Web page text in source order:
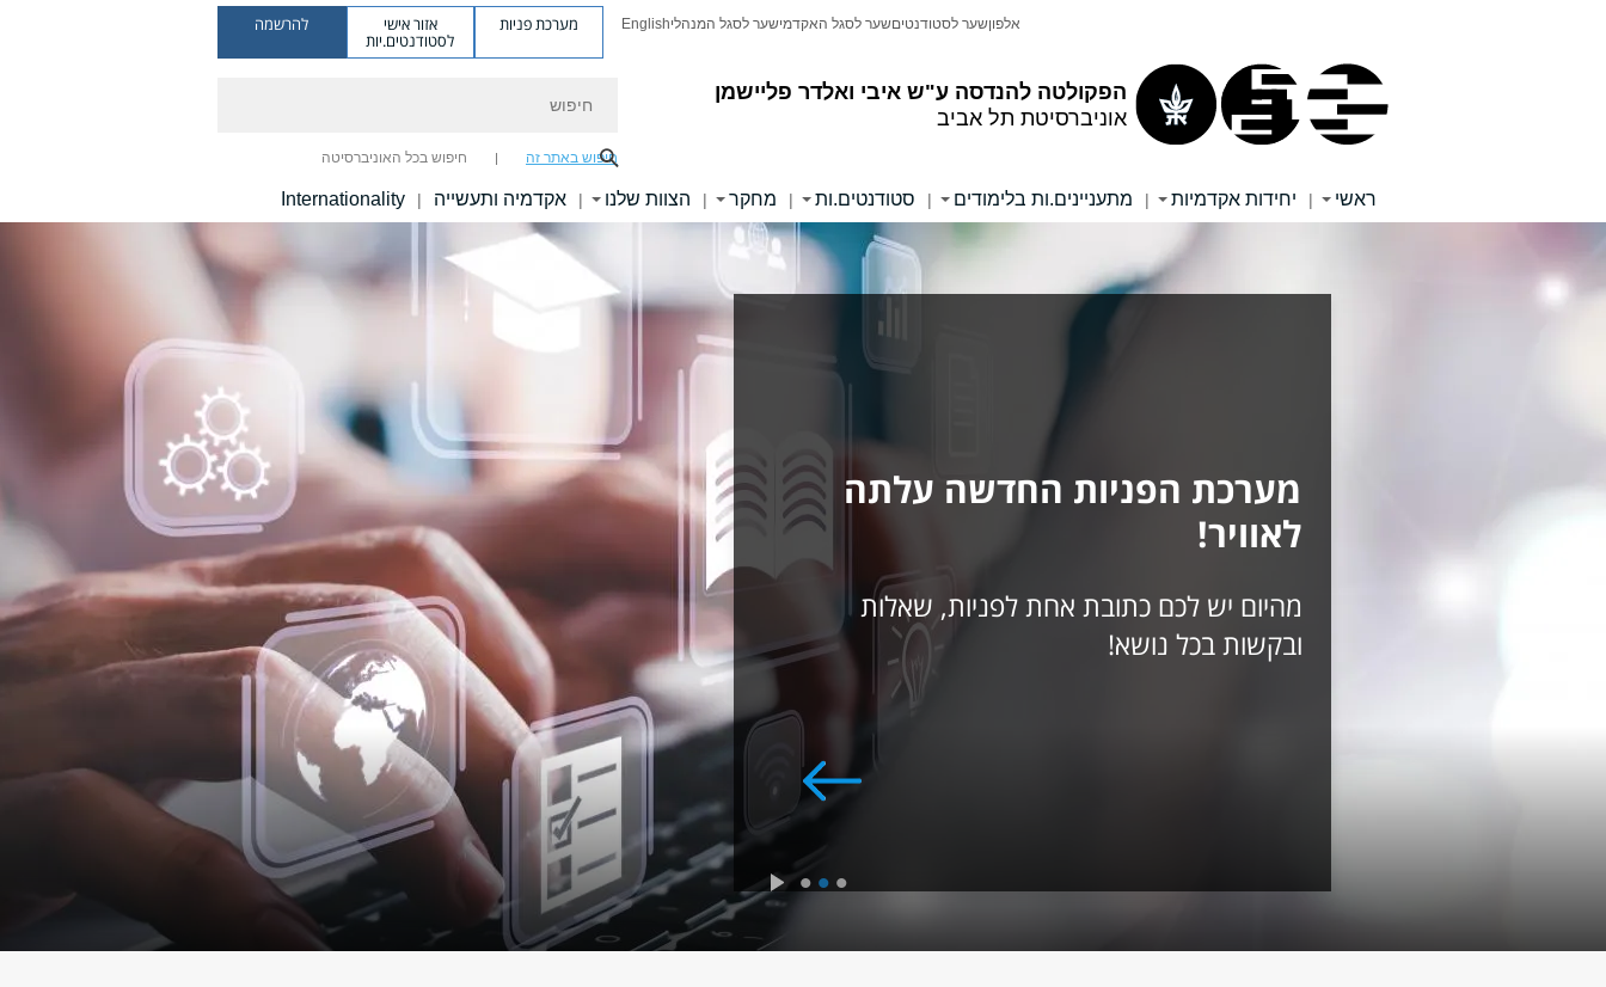
הפקולטה להנדסה ע"ש איבי ואלדר פליישמן
אוניברסיטת תל אביב
אלפוןשער לסטודנטיםשער לסגל האקדמישער לסגל המנהליEnglish מערכת פניות אזור אישי
לסטודנטים.יות
להרשמה
חיפוש באתר זה חיפוש בכל האוניברסיטה
ראשי | יחידות אקדמיות | מתעניינים.ות בלימודים | סטודנטים.ות | מחקר | הצוות שלנו | אקדמיה ותעשייה |
Internationality
מערכת הפניות החדשה עלתה
לאוויר!
מהיום יש לכם כתובת אחת לפניות, שאלות
ובקשות בכל נושא!
1
2
3